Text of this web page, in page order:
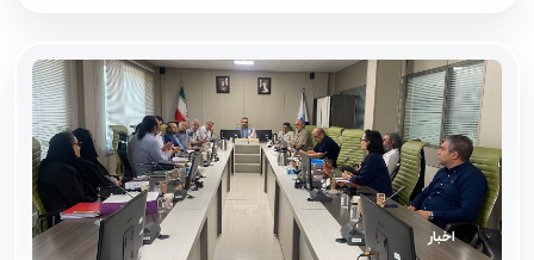
اخبار